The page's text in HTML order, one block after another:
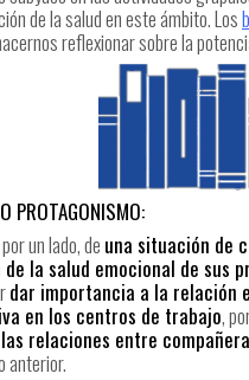
de la salud en este ámbito. Los
reflexionar sobre la
PROTAGONISMO:
un lado, deuna situación de
la salud emocional de sus
dar importancia a la relación
en los centros de trabajo,
relaciones entre
anterior.